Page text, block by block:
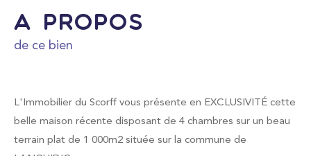
a propos
de ce bien
L'Immobilier du Scorff vous présente en EXCLUSIVITÉ cette
belle maison récente disposant de 4 chambres sur un beau
terrain plat de 1 000m2 située sur la commune de
Coups de coeur
RECHERCHER